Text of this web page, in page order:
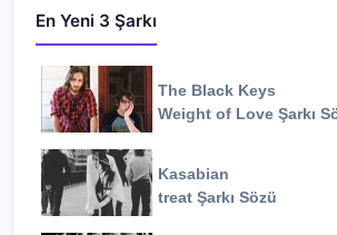
En Yeni 3 Şarkı
The Black Keys
Weight of Love Şarkı
Kasabian
treat Şarkı Sözü